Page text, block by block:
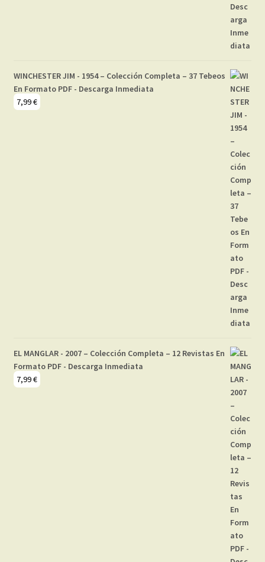
WINCHESTER JIM - 1954 – Colección Completa – 37 Tebeos
En Formato PDF - Descarga Inmediata
7,99€
EL MANGLAR - 2007 – Colección Completa – 12 Revistas En
Formato PDF - Descarga Inmediata
7,99€